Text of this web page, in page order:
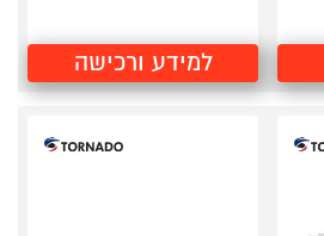
למידע ורכישה